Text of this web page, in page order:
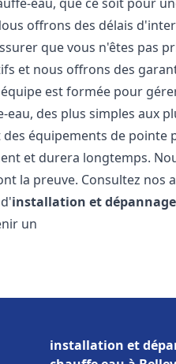
offrons des délais
que vous n'êtes pas
et nous offrons des
est formée pour
des plus simples aux
équipements de pointe
et durera longtemps.
la preuve. Consultez nos
installation et
un
installation et